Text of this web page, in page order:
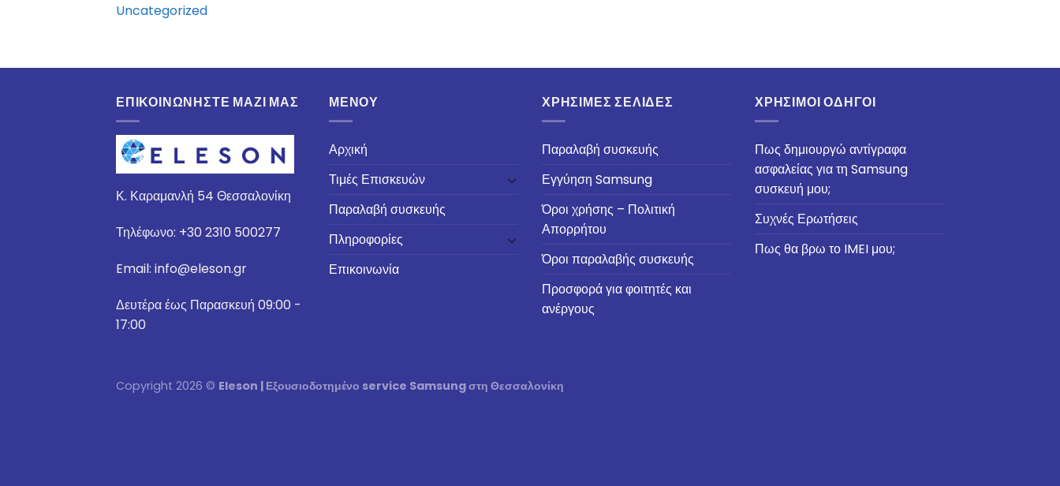
Uncategorized
ΕΠΙΚΟΙΝΩΝΉΣΤΕ ΜΑΖΊ ΜΑΣ
Κ. Καραμανλή 54 Θεσσαλονίκη
Τηλέφωνο: +30 2310 500277
Email: info@eleson.gr
Δευτέρα έως Παρασκευή 09:00 -
17:00
ΜΕΝΟΥ
Αρχική
Τιμές Επισκευών
Παραλαβή συσκευής
Πληροφορίες
Επικοινωνία
ΧΡΉΣΙΜΕΣ ΣΕΛΊΔΕΣ
Παραλαβή συσκευής
Εγγύηση Samsung
Όροι χρήσης – Πολιτική
Απορρήτου
Όροι παραλαβής συσκευής
Προσφορά για φοιτητές και
ανέργους
ΧΡΗΣΙΜΟΙ ΟΔΗΓΟΙ
Πως δημιουργώ αντίγραφα
ασφαλείας για τη Samsung
συσκευή μου;
Συχνές Ερωτήσεις
Πως θα βρω το IMEI μου;
Copyright 2026 © Eleson | Εξουσιοδοτημένο service Samsung στη Θεσσαλονίκη